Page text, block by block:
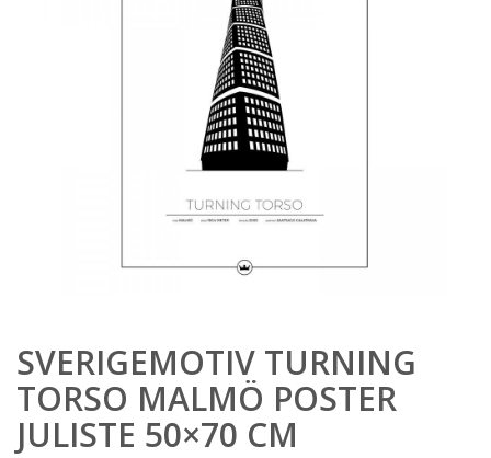
SVERIGEMOTIV TURNING
TORSO MALMÖ POSTER
JULISTE 50×70 CM